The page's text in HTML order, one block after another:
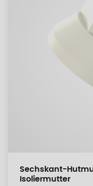
Sechskant-
Isoliermutter